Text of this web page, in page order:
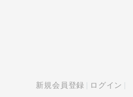
新規会員登録 ログイン